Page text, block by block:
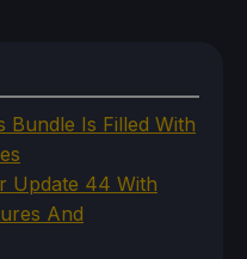
Is Filled With
Update 44 With
And